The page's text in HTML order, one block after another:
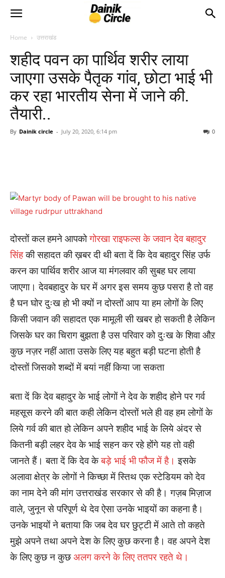
Home उत्तराखंड
शहीद पवन का पार्थिव शरीर लाया
जाएगा उसके पैतृक गांव, छोटा भाई भी
कर रहा भारतीय सेना में जाने की.
तैयारी..
By Dainik circle - July 20, 2020, 6:14 pm 0
दोस्तों कल हमने आपकोगोरखा राइफल्स के जवान देव बहादुर
सिंहकी सहादत की ख़बर दी थी बता दें कि देव बहादुर सिंह उर्फ
करन का पार्थिव शरीर आज या मंगलवार की सुबह घर लाया
जाएगा। देवबहादुर के घर में अगर इस समय कुछ पसरा है तो वह
है घन घोर दुःख हो भी क्यों न दोस्तों आप या हम लोगों के लिए
किसी जवान की सहादत एक मामूली सी खबर हो सकती है लेकिन
जिसके घर का चिराग बुझता है उस परिवार को दुःख के शिवा औऱ
कुछ नज़र नहीं आता उसके लिए यह बहुत बड़ी घटना होती है
दोस्तों जिसको शब्दों में बयां नहीं किया जा सकता
बता दें कि देव बहादुर के भाई लोगों ने देव के शहीद होने पर गर्व
महसूस करने की बात कही लेकिन दोस्तों भले ही वह हम लोगों के
लिये गर्व की बात हो लेकिन अपने शहीद भाई के लिये अंदर से
कितनी बड़ी लहर देव के भाई सहन कर रहे होंगे यह तो वही
जानते हैं। बता दें कि देव केबड़े भाई भी फौज में है। इसके
अलावा क्षेत्र के लोगों ने किच्छा में स्तिथ एक स्टेडियम को देव
का नाम देने की मांग उत्तराखंड सरकार से की है। गज़ब मिज़ाज
वाले, जुनून से परिपूर्ण थे देव ऐसा उनके भाइयों का कहना है।
उनके भाइयों ने बताया कि जब देव घर छुट्टी में आते तो कहते
मुझे अपने तथा अपने देश के लिए कुछ करना है। वह अपने देश
के लिए कुछ न कुछअलग करने के लिए ततपर रहते थे।